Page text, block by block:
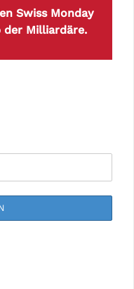
Swiss Monday
der Milliardäre.